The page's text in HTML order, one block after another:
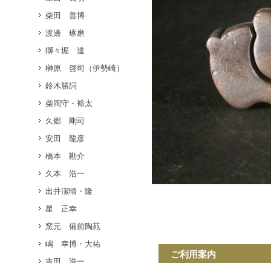
柴田 善博
渡邊 琢磨
獅々堀 達
榊原 啓司（伊勢崎）
鈴木勝詞
柴岡守・裕太
久郷 剛司
安田 龍彦
橋本 勘介
久本 浩一
出井潔晴・隆
星 正幸
窯元 備前陶苑
嶋 幸博・大祐
ご利用案内